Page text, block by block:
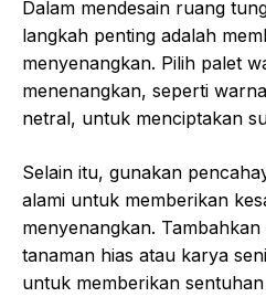
Dalam mendesain ruang
langkah penting adalah
menyenangkan. Pilih palet
menenangkan, seperti
netral, untuk menciptakan
Selain itu, gunakan
alami untuk memberikan
menyenangkan.
tanaman hias atau karya
untuk memberikan